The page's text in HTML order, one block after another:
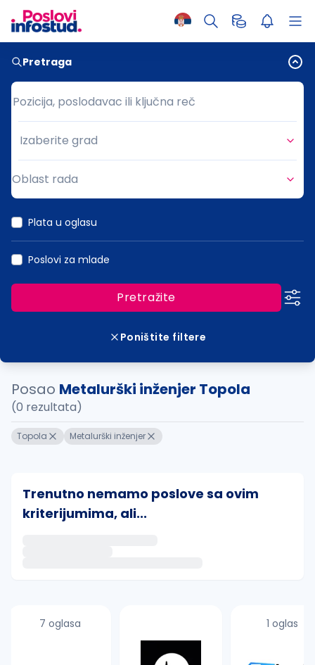
Pretraga
Pozicija, poslodavac ili ključna reč
Pozicija, poslodavac ili ključna reč
Grad
Izaberite grad
Oblast rada
Plata u oglasu
Poslovi za mlade
Pretražite
Poništite filtere
Posao Metalurški inženjer Topola
(0 rezultata)
Topola Metalurški inženjer
Trenutno nemamo poslove sa ovim
kriterijumima, ali...
7 oglasa 1 oglas